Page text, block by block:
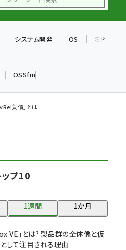
仲間と築いた勝利の絆～
iot女子会 (2290)
drupal (1963)
genai (1492)
abc123 (1367)
システム開発 OS ミドルウェア
OSSfm
負債」とは
プ10
1週間 1か月
VE」とは? 製品群の全体像と仮
して注目される理由